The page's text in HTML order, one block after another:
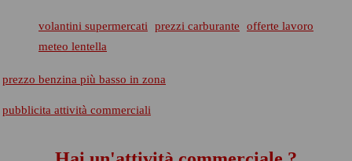
volantini supermercati prezzi carburante
offerte lavoro
meteo lentella
prezzo benzina più basso in zona
pubblicita attività commerciali